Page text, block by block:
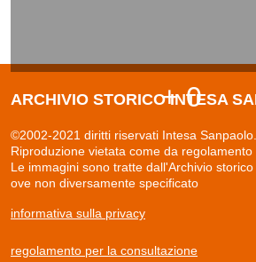
+ 0
ARCHIVIO STORICO INTESA
©2002-2021 diritti riservati Intesa Sanpaolo.
Riproduzione vietata come da regolamento
Le immagini sono tratte dall'Archivio storico
ove non diversamente specificato
informativa sulla privacy
regolamento per la consultazione